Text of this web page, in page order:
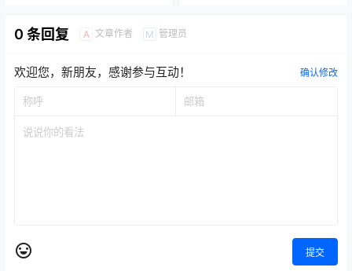
0 条回复 A 文章作者 M 管理员
欢迎您，新朋友，感谢参与互动！ 确认修改
提交